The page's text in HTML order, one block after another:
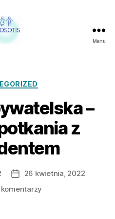
CZŁOWIEKA
POLSCE
MYOSOTIS
Menu
Kategorie
–
z
Data
wpisu
26 kwietnia, 2022